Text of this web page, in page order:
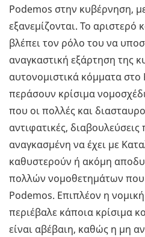
Podemos στην κυβέρνηση,
εξανεμίζονται. Το
βλέπει τον ρόλο του να
αναγκαστική εξάρτηση της
αυτονομιστικά κόμματα στο
περάσουν κρίσιμα
που οι πολλές και
αντιφατικές,
αναγκασμένη να έχει με
καθυστερούν ή ακόμη
πολλών νομοθετημάτων που
Podemos. Επιπλέον η
περιέβαλε κάποια κρίσιμα
είναι αβέβαιη, καθώς η μη